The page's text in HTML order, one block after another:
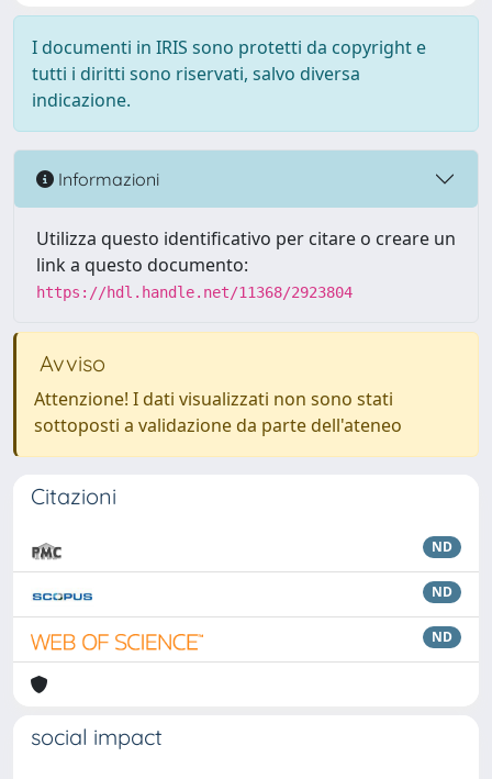
I documenti in IRIS sono protetti da copyright e
tutti i diritti sono riservati, salvo diversa
indicazione.
Informazioni
Utilizza questo identificativo per citare o creare un
link a questo documento:
https://hdl.handle.net/11368/2923804
Avviso
Attenzione! I dati visualizzati non sono stati
sottoposti a validazione da parte dell'ateneo
Citazioni
ND
ND
ND
social impact